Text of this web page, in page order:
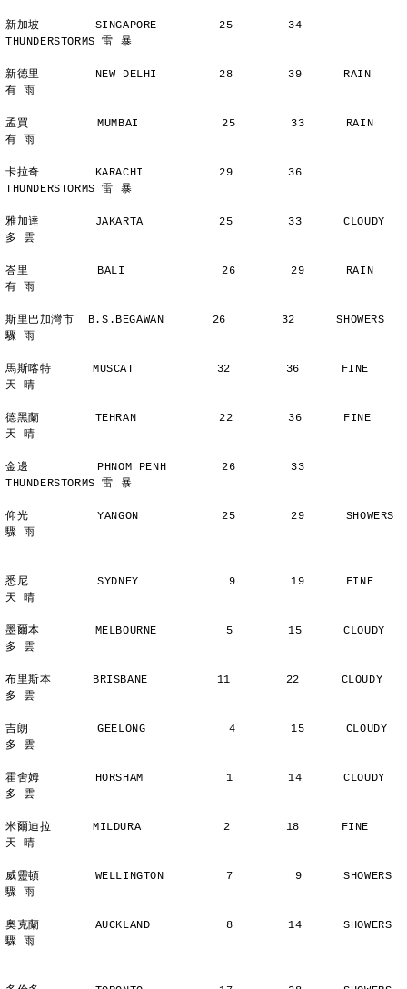
新加坡        SINGAPORE         25        34
THUNDERSTORMS 雷 暴
新德里        NEW DELHI         28        39      RAIN
有 雨
孟買          MUMBAI            25        33      RAIN
有 雨
卡拉奇        KARACHI           29        36
THUNDERSTORMS 雷 暴
雅加達        JAKARTA           25        33      CLOUDY
多 雲
峇里          BALI              26        29      RAIN
有 雨
斯里巴加灣市  B.S.BEGAWAN       26        32      SHOWERS
驟 雨
馬斯喀特      MUSCAT            32        36      FINE
天 晴
德黑蘭        TEHRAN            22        36      FINE
天 晴
金邊          PHNOM PENH        26        33
THUNDERSTORMS 雷 暴
仰光          YANGON            25        29      SHOWERS
驟 雨
悉尼          SYDNEY             9        19      FINE
天 晴
墨爾本        MELBOURNE          5        15      CLOUDY
多 雲
布里斯本      BRISBANE          11        22      CLOUDY
多 雲
吉朗          GEELONG            4        15      CLOUDY
多 雲
霍舍姆        HORSHAM            1        14      CLOUDY
多 雲
米爾迪拉      MILDURA            2        18      FINE
天 晴
威靈頓        WELLINGTON         7         9      SHOWERS
驟 雨
奧克蘭        AUCKLAND           8        14      SHOWERS
驟 雨